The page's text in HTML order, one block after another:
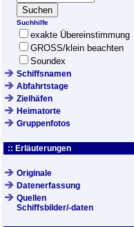
Suchhilfe
exakte Übereinstimmung
GROSS/klein beachten
Soundex
Schiffsnamen
Abfahrtstage
Zielhäfen
Heimatorte
Gruppenfotos
:: Erläuterungen
Originale
Datenerfassung
Quellen
Schiffsbilder/-daten